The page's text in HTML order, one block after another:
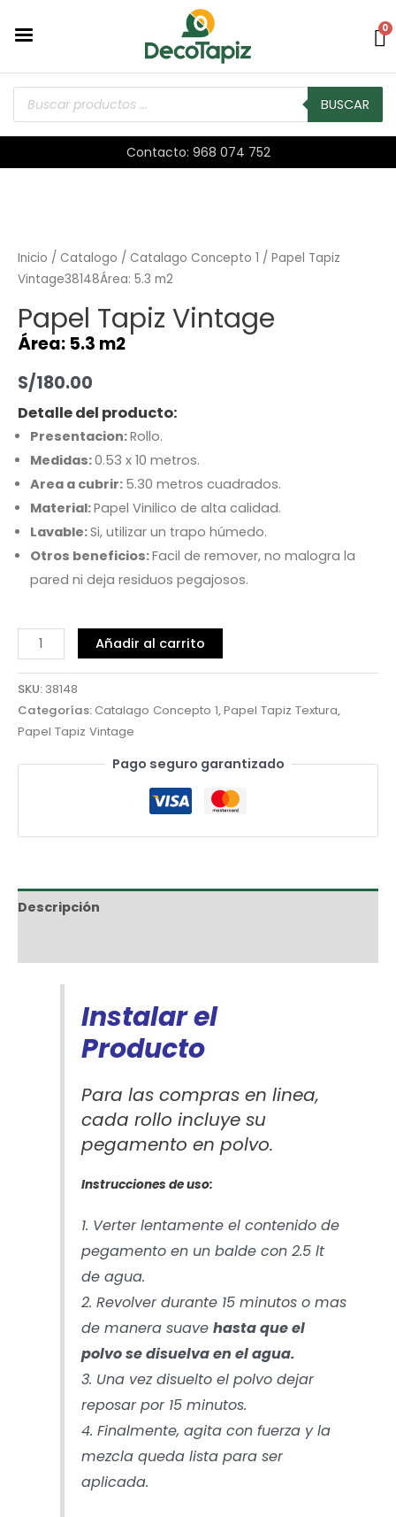
0
BUSCAR
Contacto: 968 074 752
Inicio / Catalogo / Catalago Concepto 1 / Papel Tapiz
Vintage38148Área: 5.3 m2
Papel Tapiz Vintage
Área: 5.3 m2
S/180.00
Detalle del producto:
Presentacion:Rollo.
Medidas:0.53 x 10 metros.
Area a cubrir: 5.30 metros cuadrados.
Material:Papel Vinilico de alta calidad.
Lavable:Si, utilizar un trapo húmedo.
Otros beneficios:Facil de remover, no malogra la
pared ni deja residuos pegajosos.
Añadir al carrito
SKU: 38148
Categorías:Catalago Concepto 1,Papel Tapiz Textura,
Papel Tapiz Vintage
Pago seguro garantizado
Descripción
Instalar el
Producto
Para las compras en linea,
cada rollo incluye su
pegamento en polvo.
Instrucciones de uso:
1. Verter lentamente el contenido de
pegamento en un balde con 2.5 lt
de agua.
2. Revolver durante 15 minutos o mas
de manera suavehasta que el
polvo se disuelva en el agua.
3. Una vez disuelto el polvo dejar
reposar por 15 minutos.
4. Finalmente, agita con fuerza y la
mezcla queda lista para ser
aplicada.